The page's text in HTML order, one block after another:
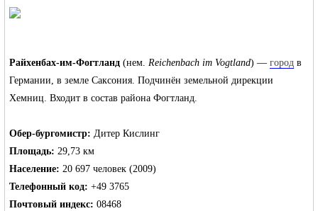
жизнь и
объявления в
Райхенбах-им-Фогтланд (нем.Reichenbach im Vogtland) —город в
Германии, в земле Саксония. Подчинёнземельной дирекции
Хемниц. Входит в состав района Фогтланд.
Обер-бургомистр: Дитер Кислинг
Площадь:29,73 км
Население:20 697 человек (2009)
Телефонный код: +49 3765
Почтовый индекс:08468